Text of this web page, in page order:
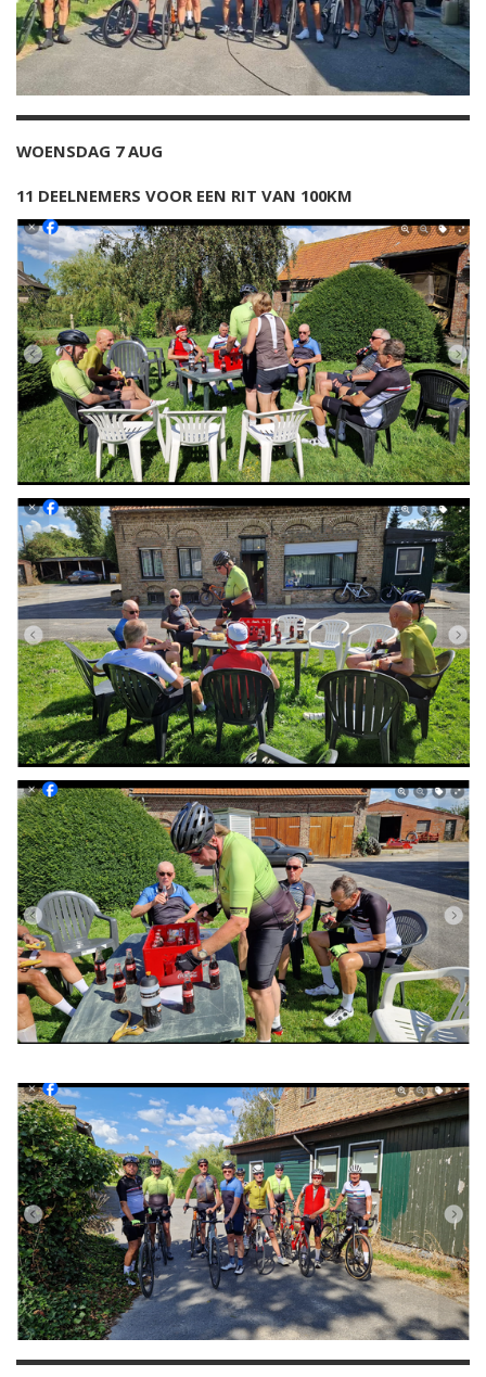
WOENSDAG 7 AUG
11 DEELNEMERS VOOR EEN RIT VAN 100KM